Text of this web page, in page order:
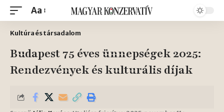
Aa
Kultúra és társadalom
Budapest 75 éves ünnepségek 2025:
Rendezvények és kulturális díjak